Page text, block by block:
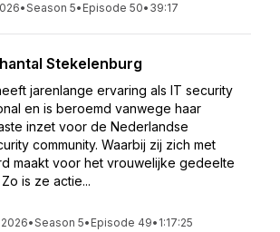
•Season 5• Episode 50• 39:17
Stekelenburg
jarenlange ervaring als IT security
en is beroemd vanwege haar
inzet voor de Nederlandse
community. Waarbij zij zich met
maakt voor het vrouwelijke gedeelte
is ze actie...
•Season 5• Episode 49• 1:17:25